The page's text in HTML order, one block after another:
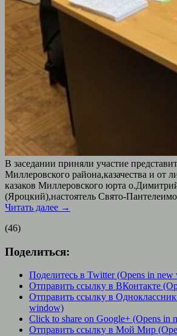
В заседании приняли участие
Миллеровского района,казачества и от
казаков Миллеровского юрта
(Яроцкий),настоятель Свято-
Читать далее →
(46)
Поделиться:
Поделитесь в Twitter (Opens in
Отправить ссылку в ВКонтакте
Отправить ссылку в
window)
Click to share on Google+ (Opens in
Отправить ссылку в Мой Мир